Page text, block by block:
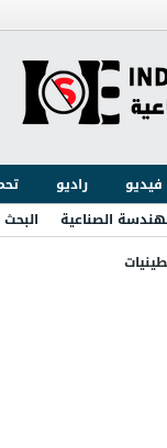
فيديو راديو
الصناعية